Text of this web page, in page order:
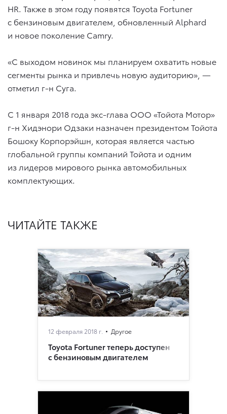
HR. Также в этом году появятся Toyota Fortuner
с бензиновым двигателем, обновленный Alphard
и новое поколение Camry.
«С выходом новинок мы планируем охватить новые
сегменты рынка и привлечь новую аудиторию», —
отметил г-н Суга.
С 1 января 2018 года экс-глава ООО «Тойота Мотор»
г-н Хидэнори Одзаки назначен президентом Тойота
Бошоку Корпорэйшн, которая является частью
глобальной группы компаний Тойота и одним
из лидеров мирового рынка автомобильных
комплектующих.
ЧИТАЙТЕ ТАКЖЕ
12 февраля 2018 г. Другое
Toyota Fortuner теперь доступен
с бензиновым двигателем